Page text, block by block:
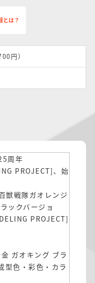
とは？
円）
周年
PROJECT]、始
獣戦隊ガオレンジ
ックバージョ
PROJECT]
ガオキング ブラ
型色・彩色・カラ